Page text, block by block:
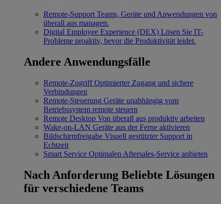
Remote-Support Teams, Geräte und Anwendungen von
überall aus managen.
Digital Employee Experience (DEX) Lösen Sie IT-
Probleme proaktiv, bevor die Produktivität leidet.
Andere Anwendungsfälle
Remote-Zugriff Optimierter Zugang und sichere
Verbindungen
Remote-Steuerung Geräte unabhängig vom
Betriebssystem remote steuern
Remote Desktop Von überall aus produktiv arbeiten
Wake-on-LAN Geräte aus der Ferne aktivieren
Bildschirmfreigabe Visuell gestützter Support in
Echtzeit
Smart Service Optimalen Aftersales-Service anbieten
Nach Anforderung Beliebte Lösungen
für verschiedene Teams